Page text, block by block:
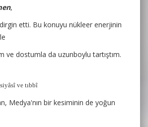
,
etti. Bu konuyu nükleer enerjinin
ve dostumla da uzunboylu tartıştım.
ve tıbbî
Medya'nın bir kesiminin de yoğun